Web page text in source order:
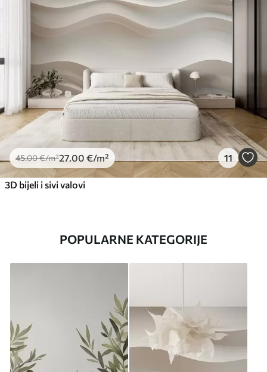
45.00€/m²27.00 €/m² 11
3D bijeli i sivi valovi
POPULARNE KATEGORIJE